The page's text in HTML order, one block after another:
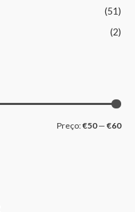
(51)
(2)
Preço:€50— €60